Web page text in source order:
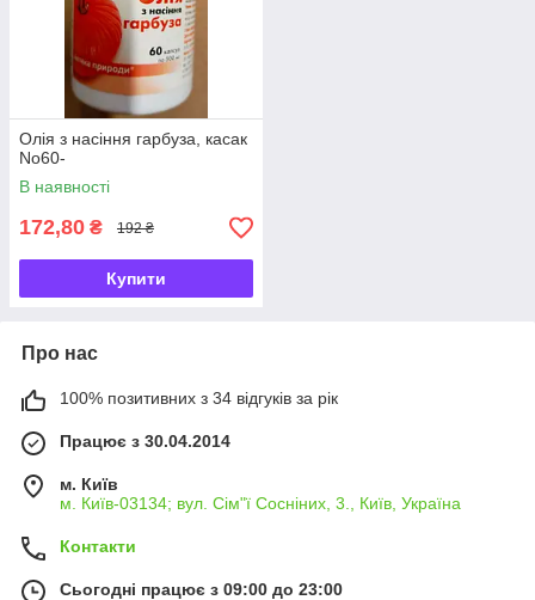
Олія з насіння гарбуза, касак
No60-
В наявності
172,80 ₴ 192 ₴
Купити
Про нас
100% позитивних з 34 відгуків за рік
Працює з 30.04.2014
м. Київ
м. Київ-03134; вул. Сім"ї Сосніних, 3., Київ, Україна
Контакти
Сьогодні працює з 09:00 до 23:00